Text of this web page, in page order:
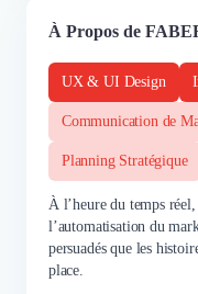
À Propos de
UX & UI Design
Communication de
Planning Stratégique
À l’heure du temps
l’automatisation du
persuadés que les
place.